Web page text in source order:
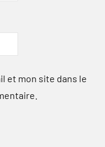
et mon site dans le